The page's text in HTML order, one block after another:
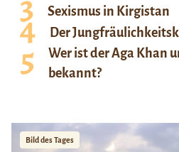
Sexismus in Kirgistan
Der
Wer ist der Aga Khan
bekannt?
Bild des Tages